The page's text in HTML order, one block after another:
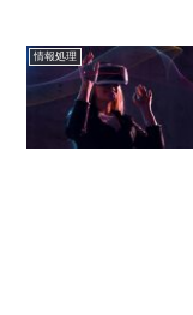
情報処理